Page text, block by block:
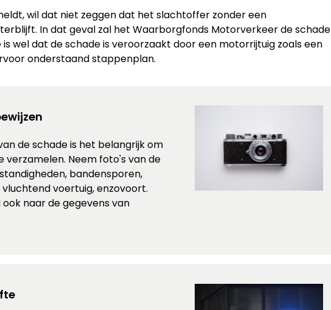
wil dat niet zeggen dat het slachtoffer zonder een
In dat geval zal het Waarborgfonds Motorverkeer de schade
wel dat de schade is veroorzaakt door een motorrijtuig zoals een
onderstaand stappenplan.
de schade is het belangrijk om
verzamelen. Neem foto's van de
bandensporen,
voertuig, enzovoort.
naar de gegevens van